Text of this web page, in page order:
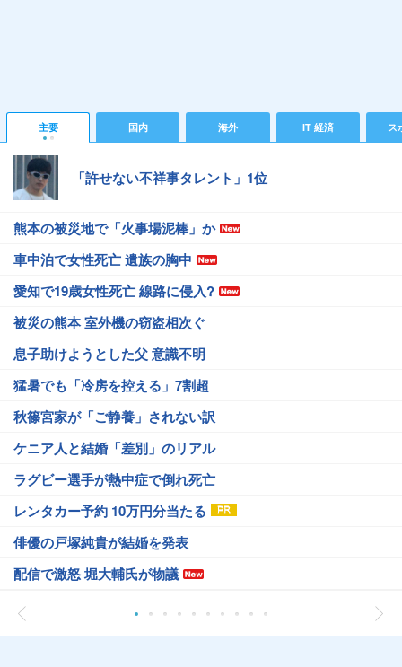
主要 国内 海外 IT 経済 ス
「許せない不祥事タレント」1位
熊本の被災地で「火事場泥棒」か
車中泊で女性死亡 遺族の胸中
愛知で19歳女性死亡 線路に侵入?
被災の熊本 室外機の窃盗相次ぐ
息子助けようとした父 意識不明
猛暑でも「冷房を控える」7割超
秋篠宮家が「ご静養」されない訳
ケニア人と結婚「差別」のリアル
ラグビー選手が熱中症で倒れ死亡
レンタカー予約 10万円分当たる
俳優の戸塚純貴が結婚を発表
配信で激怒 堀大輔氏が物議